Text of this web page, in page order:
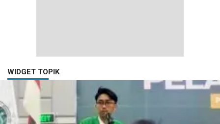
WIDGET TOPIK